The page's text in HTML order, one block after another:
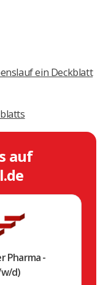
ein Deckblatt
auf
Pharma -
d)